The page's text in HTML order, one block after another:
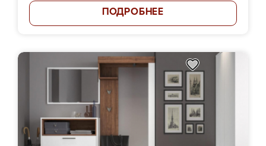
ПОДРОБНЕЕ